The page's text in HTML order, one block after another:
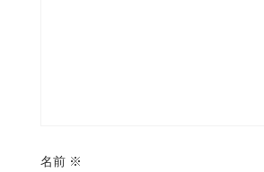
名前 ※